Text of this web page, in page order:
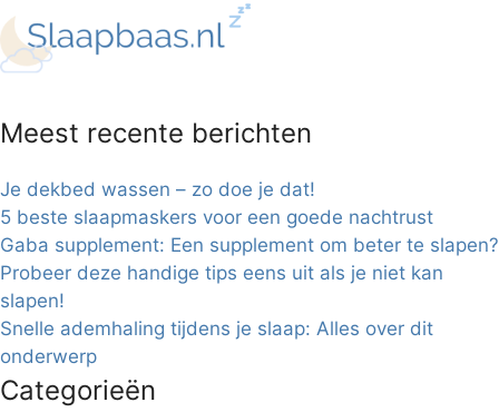
Meest recente berichten
Je dekbed wassen – zo doe je dat!
5 beste slaapmaskers voor een goede nachtrust
Gaba supplement: Een supplement om beter te slapen?
Probeer deze handige tips eens uit als je niet kan
slapen!
Snelle ademhaling tijdens je slaap: Alles over dit
onderwerp
Categorieën